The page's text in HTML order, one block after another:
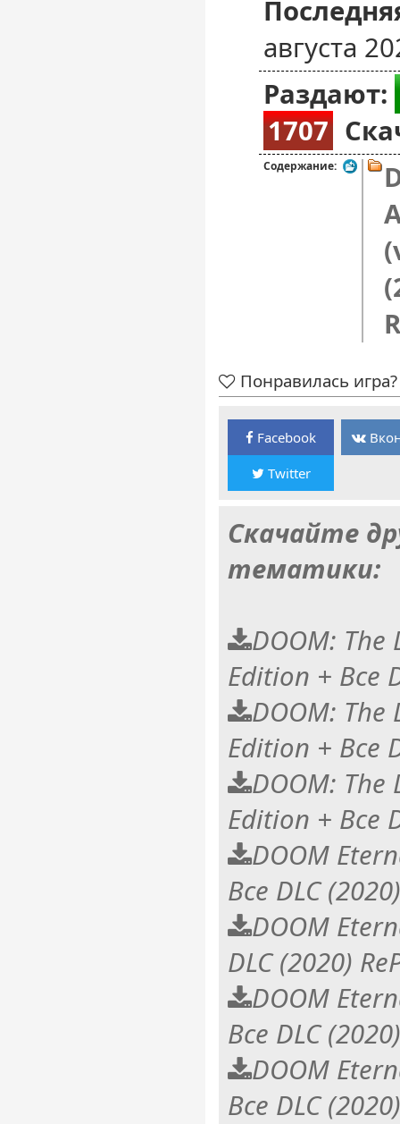
августа
Раздают:
1707
Содержание:
Понравилась
Facebook
Twitter
Скачайте
тематики:
DOOM:
Edition + Все
DOOM:
Edition + Все
DOOM:
Edition + Все
DOOM
Все DLC
DOOM
DLC (2020)
DOOM
Все DLC
DOOM
Все DLC